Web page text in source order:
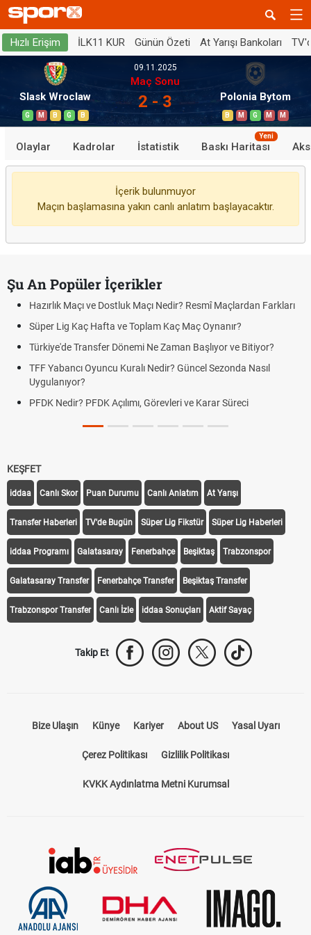
Hızlı Erişim İLK11 KUR Günün Özeti At Yarışı Bankoları
Slask Wroclaw
G M B G B
09.11.2025
Maç Sonu
2 - 3 Polonia Bytom
B M G M M
Olaylar Kadrolar İstatistik Baskı Haritası
Yeni
İçerik bulunmuyor
Maçın başlamasına yakın canlı anlatım başlayacaktır.
Şu An Popüler İçerikler
Hazırlık Maçı ve Dostluk Maçı Nedir? Resmî Maçlardan Farkları
Süper Lig Kaç Hafta ve Toplam Kaç Maç Oynanır?
Türkiye'de Transfer Dönemi Ne Zaman Başlıyor ve Bitiyor?
TFF Yabancı Oyuncu Kuralı Nedir? Güncel Sezonda Nasıl
Uygulanıyor?
PFDK Nedir? PFDK Açılımı, Görevleri ve Karar Süreci
KEŞFET
iddaa Canlı Skor Puan Durumu Canlı Anlatım At Yarışı
Transfer Haberleri TV'de Bugün Süper Lig Fikstür Süper Lig Haberleri
iddaa Programı Galatasaray Fenerbahçe Beşiktaş Trabzonspor
Galatasaray Transfer Fenerbahçe Transfer Beşiktaş Transfer
Trabzonspor Transfer Canlı İzle iddaa Sonuçları Aktif Sayaç
Takip Et
Bize Ulaşın Künye Kariyer About US Yasal Uyarı
Çerez Politikası Gizlilik Politikası
KVKK Aydınlatma Metni Kurumsal